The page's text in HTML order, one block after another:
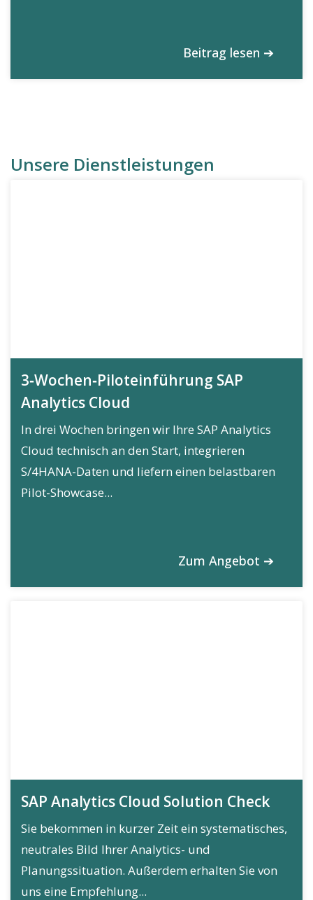
Beitrag lesen ➔
Unsere Dienstleistungen
3‑Wochen‑Piloteinführung SAP
Analytics Cloud
In drei Wochen bringen wir Ihre SAP Analytics
Cloud technisch an den Start, integrieren
S/4HANA-Daten und liefern einen belastbaren
Pilot-Showcase...
Zum Angebot ➔
SAP Analytics Cloud Solution Check
Sie bekommen in kurzer Zeit ein systematisches,
neutrales Bild Ihrer Analytics- und
Planungssituation. Außerdem erhalten Sie von
uns eine Empfehlung...